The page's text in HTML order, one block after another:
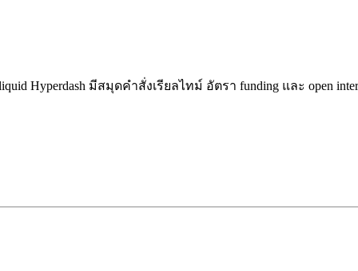
Hyperdash มีสมุดคำสั่งเรียลไทม์ อัตรา funding และ open